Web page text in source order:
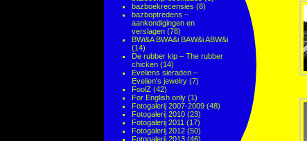
bazboekrecensies (8)
bazboptredens –
aankondigingen en
verslagen (78)
BWi&A BWA&i BAW&i ABW&i
(14)
De rubber kip – The rubber
chicken (14)
Eveliens sieraden –
Evelien's jewelry (7)
FoolZ (42)
For English only (1)
Fotogalerij 2007-2009 (48)
Fotogalerij 2010 (23)
Fotogalerij 2011 (17)
Fotogalerij 2012 (50)
Fotogalerij 2013 (46)